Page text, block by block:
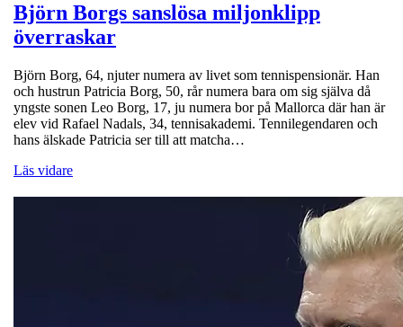
Björn Borgs sanslösa miljonklipp
överraskar
Björn Borg, 64, njuter numera av livet som tennispensionär. Han
och hustrun Patricia Borg, 50, rår numera bara om sig själva då
yngste sonen Leo Borg, 17, ju numera bor på Mallorca där han är
elev vid Rafael Nadals, 34, tennisakademi. Tennilegendaren och
hans älskade Patricia ser till att matcha…
Läs vidare